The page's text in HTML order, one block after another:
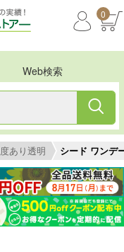
0
Web検索
度あり透明 シード ワンデ